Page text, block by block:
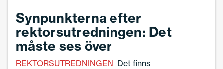
Synpunkterna efter
rektorsutredningen: Det
måste ses över
REKTORSUTREDNINGEN Det finns